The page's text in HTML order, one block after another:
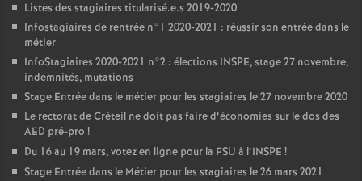
Listes des stagiaires titularisé.e.s 2019-2020
Infostagiaires de rentrée n°1 2020-2021 : réussir son entrée dans le
métier
InfoStagiaires 2020-2021 n°2 : élections INSPE, stage 27 novembre,
indemnités, mutations
Stage Entrée dans le métier pour les stagiaires le 27 novembre 2020
Le rectorat de Créteil ne doit pas faire d’économies sur le dos des
AED pré-pro !
Du 16 au 19 mars, votez en ligne pour la FSU à l’INSPE !
Stage Entrée dans le Métier pour les stagiaires le 26 mars 2021